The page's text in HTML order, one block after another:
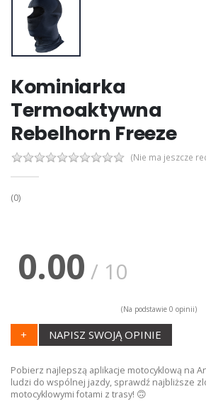
Kominiarka
Termoaktywna
Rebelhorn Freeze
(Nie ma jeszcze
(0)
0.00 / 10
(Na podstawie 0 opinii)
+ NAPISZ SWOJĄ OPINIE
Pobierz najlepszą aplikacje motocyklową na
ludzi do wspólnej jazdy, sprawdź najbliższe
motocyklowymi fotami z trasy! 🙃